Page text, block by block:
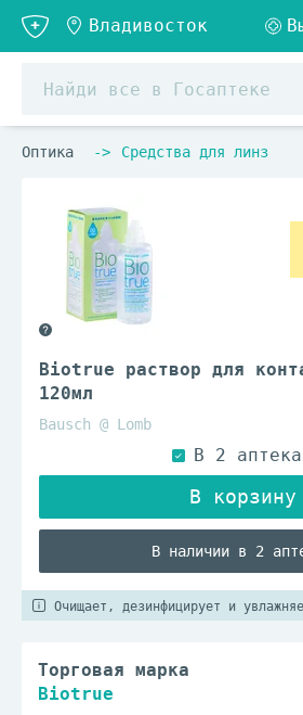
Оптика Средства для линз
Biotrue раствор для
120мл
Bausch @ Lomb
В наличии в 2
Очищает, дезинфицирует и
Торговая марка
Biotrue